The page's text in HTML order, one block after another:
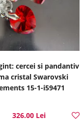
cercei si pandantiv
cristal Swarovski
15-1-i59471
326.00 Lei